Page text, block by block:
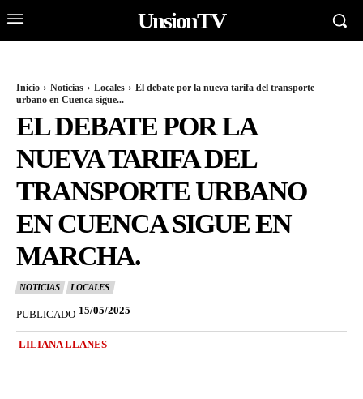
UnsionTV
Inicio Noticias Locales
El debate por la nueva tarifa del transporte
urbano en Cuenca sigue...
EL DEBATE POR LA
NUEVA TARIFA DEL
TRANSPORTE URBANO
EN CUENCA SIGUE EN
MARCHA.
NOTICIAS LOCALES
PUBLICADO 15/05/2025
LILIANA LLANES